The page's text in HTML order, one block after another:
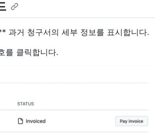
과거 청구서의 세부 정보를 표시합니다.
를 클릭합니다.